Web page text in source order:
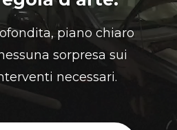
piano chiaro
sorpresa sui
necessari.